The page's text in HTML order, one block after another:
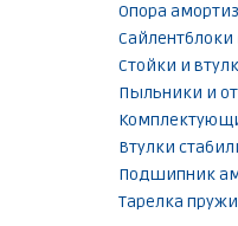
Опора
Сайлентблоки
Стойки и
Пыльники и
Втулки
Подшипник
Тарелка